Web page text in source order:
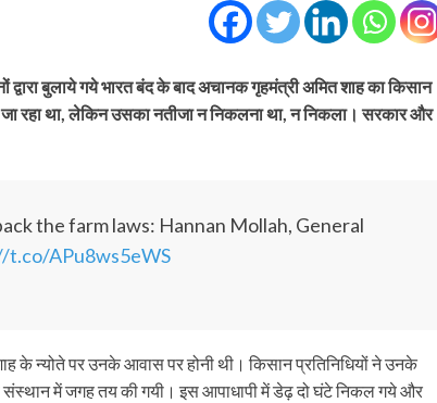
बुलाये गये भारत बंद के बाद अचानक गृहमंत्री अमित शाह का किसान
जा रहा था, लेकिन उसका नतीजा न निकलना था, न निकला। सरकार और
the farm laws: Hannan Mollah, General
t.co/APu8ws5eWS
के न्‍योते पर उनके आवास पर होनी थी। किसान प्रतिनिधियों ने उनके
में जगह तय की गयी। इस आपाधापी में डेढ़ दो घंटे निकल गये और